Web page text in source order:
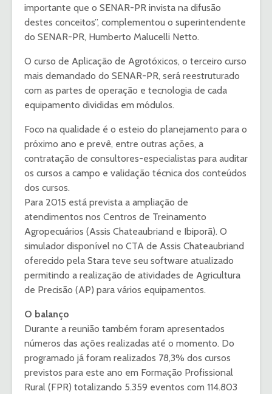
importante que o SENAR-PR invista na difusão
destes conceitos”, complementou o superintendente
do SENAR-PR, Humberto Malucelli Netto.
O curso de Aplicação de Agrotóxicos, o terceiro curso
mais demandado do SENAR-PR, será reestruturado
com as partes de operação e tecnologia de cada
equipamento divididas em módulos.
Foco na qualidade é o esteio do planejamento para o
próximo ano e prevê, entre outras ações, a
contratação de consultores-especialistas para auditar
os cursos a campo e validação técnica dos conteúdos
dos cursos.
Para 2015 está prevista a ampliação de
atendimentos nos Centros de Treinamento
Agropecuários (Assis Chateaubriand e Ibiporã). O
simulador disponível no CTA de Assis Chateaubriand
oferecido pela Stara teve seu software atualizado
permitindo a realização de atividades de Agricultura
de Precisão (AP) para vários equipamentos.
O balanço
Durante a reunião também foram apresentados
números das ações realizadas até o momento. Do
programado já foram realizados 78,3% dos cursos
previstos para este ano em Formação Profissional
Rural (FPR) totalizando 5.359 eventos com 114.803